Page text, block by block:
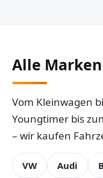
Alle
Vom Kleinwagen
Youngtimer bis
– wir kaufen
VW Audi